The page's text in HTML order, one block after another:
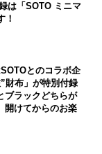
は「SOTO ミニマ
！
とのコラボ企
財布」が特別付録
ブラックどちらが
開けてからのお楽